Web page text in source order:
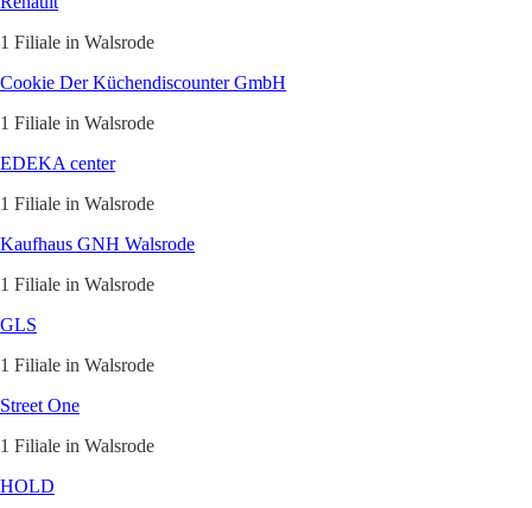
1 Filiale in Walsrode
Cookie Der Küchendiscounter GmbH
1 Filiale in Walsrode
EDEKA center
1 Filiale in Walsrode
Kaufhaus GNH Walsrode
1 Filiale in Walsrode
GLS
1 Filiale in Walsrode
Street One
1 Filiale in Walsrode
HOLD